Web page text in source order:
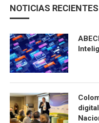
NOTICIAS RECIENTES